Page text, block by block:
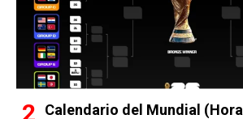
Calendario del Mundial